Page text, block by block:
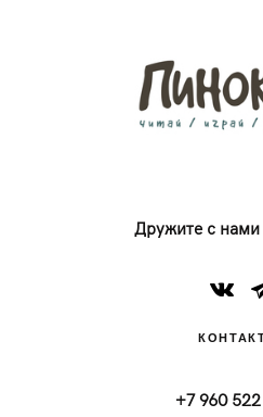
Дружите с нами
+7 960